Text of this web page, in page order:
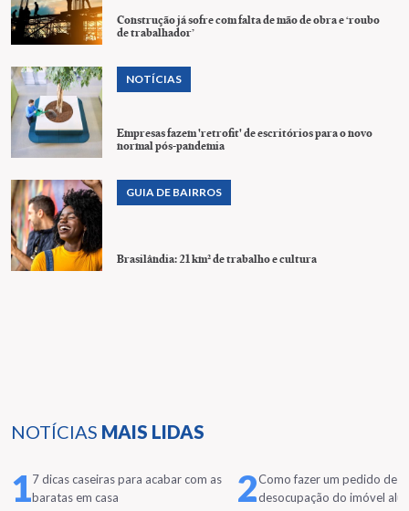
NOTÍCIAS MAIS LIDAS
17 dicas caseiras para acabar com as
baratas em casa
2Como fazer um pedido de
desocupação do imóvel
Construção já sofre com falta de mão de obra e ‘roubo
de trabalhador’
NOTÍCIAS
Empresas fazem 'retrofit' de escritórios para o novo
normal pós-pandemia
GUIA DE BAIRROS
Brasilândia: 21 km² de trabalho e cultura